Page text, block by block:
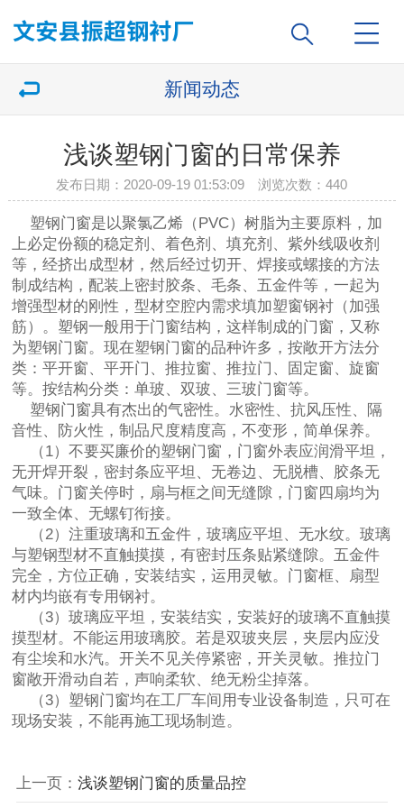
新闻动态
浅谈塑钢门窗的日常保养
发布日期：2020-09-19 01:53:09 浏览次数：440
塑钢门窗是以聚氯乙烯（PVC）树脂为主要原料，加
上必定份额的稳定剂、着色剂、填充剂、紫外线吸收剂
等，经挤出成型材，然后经过切开、焊接或螺接的方法
制成结构，配装上密封胶条、毛条、五金件等，一起为
增强型材的刚性，型材空腔内需求填加塑窗钢衬（加强
筋）。塑钢一般用于门窗结构，这样制成的门窗，又称
为塑钢门窗。现在塑钢门窗的品种许多，按敞开方法分
类：平开窗、平开门、推拉窗、推拉门、固定窗、旋窗
等。按结构分类：单玻、双玻、三玻门窗等。
塑钢门窗具有杰出的气密性。水密性、抗风压性、隔
音性、防火性，制品尺度精度高，不变形，简单保养。
（1）不要买廉价的塑钢门窗，门窗外表应润滑平坦，
无开焊开裂，密封条应平坦、无卷边、无脱槽、胶条无
气味。门窗关停时，扇与框之间无缝隙，门窗四扇均为
一致全体、无螺钉衔接。
（2）注重玻璃和五金件，玻璃应平坦、无水纹。玻璃
与塑钢型材不直触摸摸，有密封压条贴紧缝隙。五金件
完全，方位正确，安装结实，运用灵敏。门窗框、扇型
材内均嵌有专用钢衬。
（3）玻璃应平坦，安装结实，安装好的玻璃不直触摸
摸型材。不能运用玻璃胶。若是双玻夹层，夹层内应没
有尘埃和水汽。开关不见关停紧密，开关灵敏。推拉门
窗敞开滑动自若，声响柔软、绝无粉尘掉落。
（3）塑钢门窗均在工厂车间用专业设备制造，只可在
现场安装，不能再施工现场制造。
上一页： 浅谈塑钢门窗的质量品控